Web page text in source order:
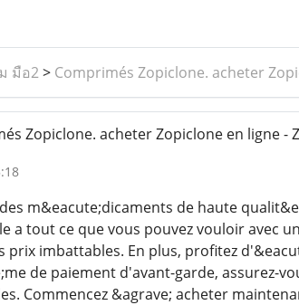
มือ2> Comprimés Zopiclone. acheter
Zopiclone. acheter Zopiclone en ligne
m&eacute;dicaments de haute
a tout ce que vous pouvez vouloir avec
prix imbattables. En plus, profitez
de paiement d'avant-garde, assurez-
Commencez &agrave; acheter